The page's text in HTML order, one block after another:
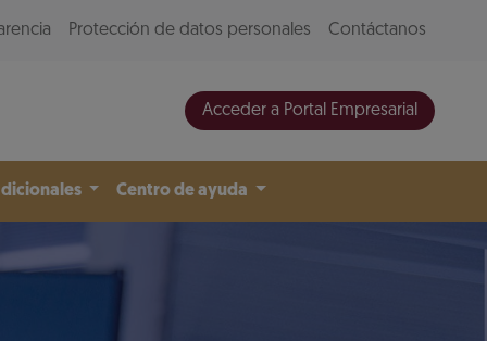
Protección de datos personales Contáctanos
Acceder a Portal Empresarial
Centro de ayuda